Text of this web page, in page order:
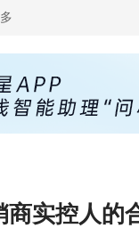
实控人的